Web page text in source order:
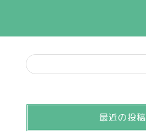
最近の投稿